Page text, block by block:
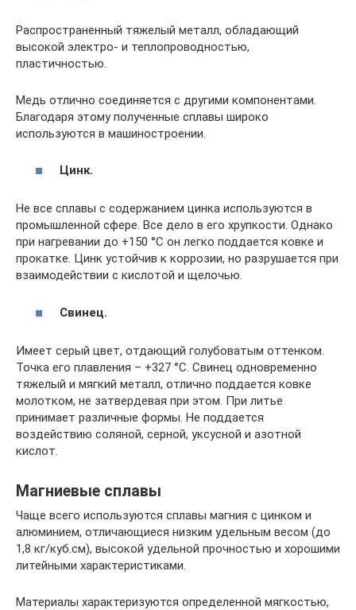
Распространенный тяжелый металл, обладающий
высокой электро- и теплопроводностью,
пластичностью.
Медь отлично соединяется с другими компонентами.
Благодаря этому полученные сплавы широко
используются в машиностроении.
Цинк.
Не все сплавы с содержанием цинка используются в
промышленной сфере. Все дело в его хрупкости. Однако
при нагревании до +150 °С он легко поддается ковке и
прокатке. Цинк устойчив к коррозии, но разрушается при
взаимодействии с кислотой и щелочью.
Свинец.
Имеет серый цвет, отдающий голубоватым оттенком.
Точка его плавления – +327 °С. Свинец одновременно
тяжелый и мягкий металл, отлично поддается ковке
молотком, не затвердевая при этом. При литье
принимает различные формы. Не поддается
воздействию соляной, серной, уксусной и азотной
кислот.
Магниевые сплавы
Чаще всего используются сплавы магния с цинком и
алюминием, отличающиеся низким удельным весом (до
1,8 кг/куб.см), высокой удельной прочностью и хорошими
литейными характеристиками.
Материалы характеризуются определенной мягкостью,